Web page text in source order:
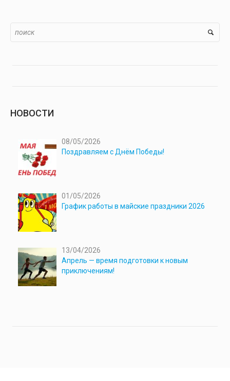
НОВОСТИ
08/05/2026
Поздравляем с Днём Победы!
01/05/2026
График работы в майские праздники 2026
13/04/2026
Апрель — время подготовки к новым
приключениям!